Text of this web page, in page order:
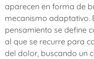
aparecen en forma de
mecanismo adaptativo.
pensamiento se define
al que se recurre para
del dolor, buscando un